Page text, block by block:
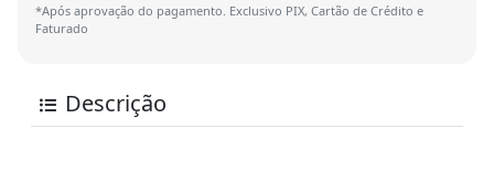
*Após aprovação do pagamento. Exclusivo PIX, Cartão de Crédito e
Faturado
Descrição